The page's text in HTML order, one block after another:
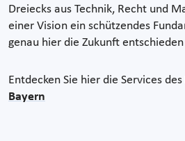
Dreiecks aus Technik, Recht und
einer Vision ein schützendes
genau hier die Zukunft
Entdecken Sie hier die Services des
Bayern